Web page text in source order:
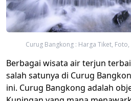
Curug Bangkong : Harga Tiket,
Berbagai wisata air terjun
salah satunya di Curug
ini. Curug Bangkong adalah